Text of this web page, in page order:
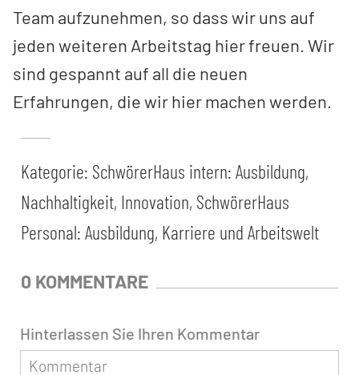
Team aufzunehmen, so dass wir uns auf
jeden weiteren Arbeitstag hier freuen. Wir
sind gespannt auf all die neuen
Erfahrungen, die wir hier machen werden.
Kategorie: SchwörerHaus intern: Ausbildung,
Nachhaltigkeit, Innovation, SchwörerHaus
Personal: Ausbildung, Karriere und Arbeitswelt
0 KOMMENTARE
Hinterlassen Sie Ihren Kommentar